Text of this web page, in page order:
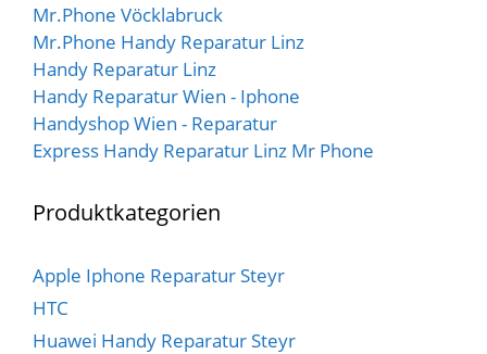
Mr.Phone Vöcklabruck
Mr.Phone Handy Reparatur Linz
Handy Reparatur Linz
Handy Reparatur Wien - Iphone
Handyshop Wien - Reparatur
Express Handy Reparatur Linz Mr Phone
Produktkategorien
Apple Iphone Reparatur Steyr
HTC
Huawei Handy Reparatur Steyr